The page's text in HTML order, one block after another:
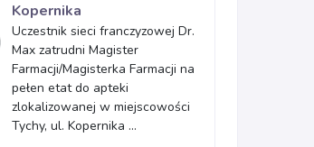
Kopernika
Uczestnik sieci franczyzowej Dr.
Max zatrudni Magister
Farmacji/Magisterka Farmacji na
pełen etat do apteki
zlokalizowanej w miejscowości
Tychy, ul. Kopernika ...